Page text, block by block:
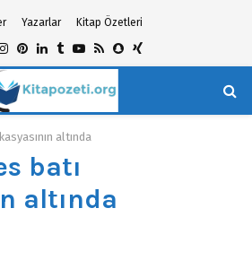
Yazarlar Kitap Özetleri
Instagram
Pinterest
Linkedin
TumblrYoutube
RssSnapchat
Xing
altında
batı
altında